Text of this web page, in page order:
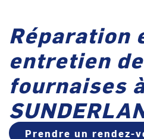
Réparation
entretien de
fournaises
Prendre un rendez-